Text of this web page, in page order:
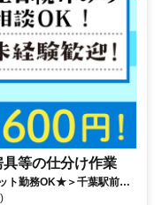
等の仕分け作業
ト勤務OK★＞千葉駅前徒
作業／時給UPキャンペ